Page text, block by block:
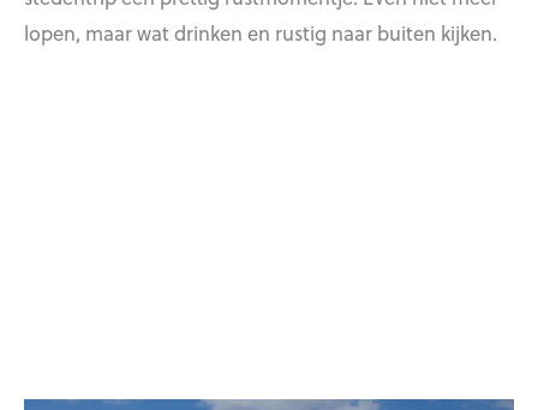
lopen, maar wat drinken en rustig naar buiten kijken.